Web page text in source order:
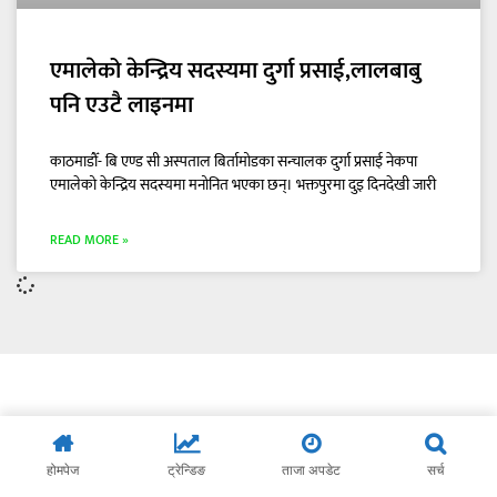
एमालेको केन्द्रिय सदस्यमा दुर्गा प्रसाई,लालबाबु
पनि एउटै लाइनमा
काठमाडौँ- बि एण्ड सी अस्पताल बिर्तामोडका सन्चालक दुर्गा प्रसाई नेकपा
एमालेको केन्द्रिय सदस्यमा मनोनित भएका छन्। भक्तपुरमा दुइ दिनदेखी जारी
READ MORE »
होमपेज ट्रेन्डिङ ताजा अपडेट सर्च